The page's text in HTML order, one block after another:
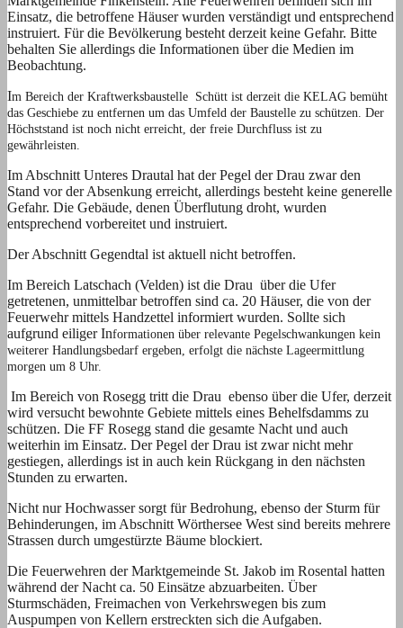
Einsatz, die betroffene Häuser wurden verständigt und entsprechend
instruiert. Für die Bevölkerung besteht derzeit keine Gefahr. Bitte
behalten Sie allerdings die Informationen über die Medien im
Beobachtung.
Im Bereich der Kraftwerksbaustelle Schütt ist derzeit die KELAG bemüht
das Geschiebe zu entfernen um das Umfeld der Baustelle zu schützen. Der
Höchststand ist noch nicht erreicht, der freie Durchfluss ist zu
gewährleisten.
Im Abschnitt Unteres Drautal hat der Pegel der Drau zwar den
Stand vor der Absenkung erreicht, allerdings besteht keine generelle
Gefahr. Die Gebäude, denen Überflutung droht, wurden
entsprechend vorbereitet und instruiert.
Der Abschnitt Gegendtal ist aktuell nicht betroffen.
Im Bereich Latschach (Velden) ist die Drau über die Ufer
getretenen, unmittelbar betroffen sind ca. 20 Häuser, die von der
Feuerwehr mittels Handzettel informiert wurden. Sollte sich
aufgrund eiliger Informationen über relevante Pegelschwankungen kein
weiterer Handlungsbedarf ergeben, erfolgt die nächste Lageermittlung
morgen um 8 Uhr.
Im Bereich von Rosegg tritt die Drau ebenso über die Ufer, derzeit
wird versucht bewohnte Gebiete mittels eines Behelfsdamms zu
schützen. Die FF Rosegg stand die gesamte Nacht und auch
weiterhin im Einsatz. Der Pegel der Drau ist zwar nicht mehr
gestiegen, allerdings ist in auch kein Rückgang in den nächsten
Stunden zu erwarten.
Nicht nur Hochwasser sorgt für Bedrohung, ebenso der Sturm für
Behinderungen, im Abschnitt Wörthersee West sind bereits mehrere
Strassen durch umgestürzte Bäume blockiert.
Die Feuerwehren der Marktgemeinde St. Jakob im Rosental hatten
während der Nacht ca. 50 Einsätze abzuarbeiten. Über
Sturmschäden, Freimachen von Verkehrswegen bis zum
Auspumpen von Kellern erstreckten sich die Aufgaben.